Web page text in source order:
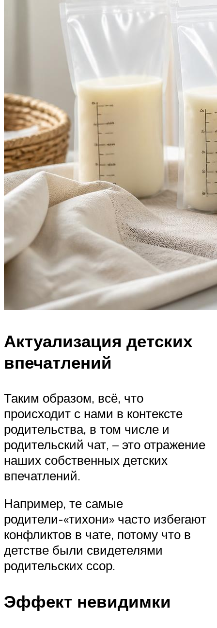
Актуализация детских
впечатлений
Таким образом, всё, что
происходит с нами в контексте
родительства, в том числе и
родительский чат, – это отражение
наших собственных детских
впечатлений.
Например, те самые
родители-«тихони» часто избегают
конфликтов в чате, потому что в
детстве были свидетелями
родительских ссор.
Эффект невидимки